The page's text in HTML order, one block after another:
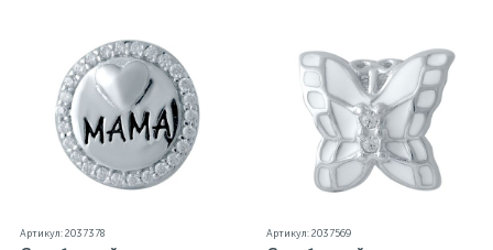
Артикул: 2037378 Артикул: 2037569